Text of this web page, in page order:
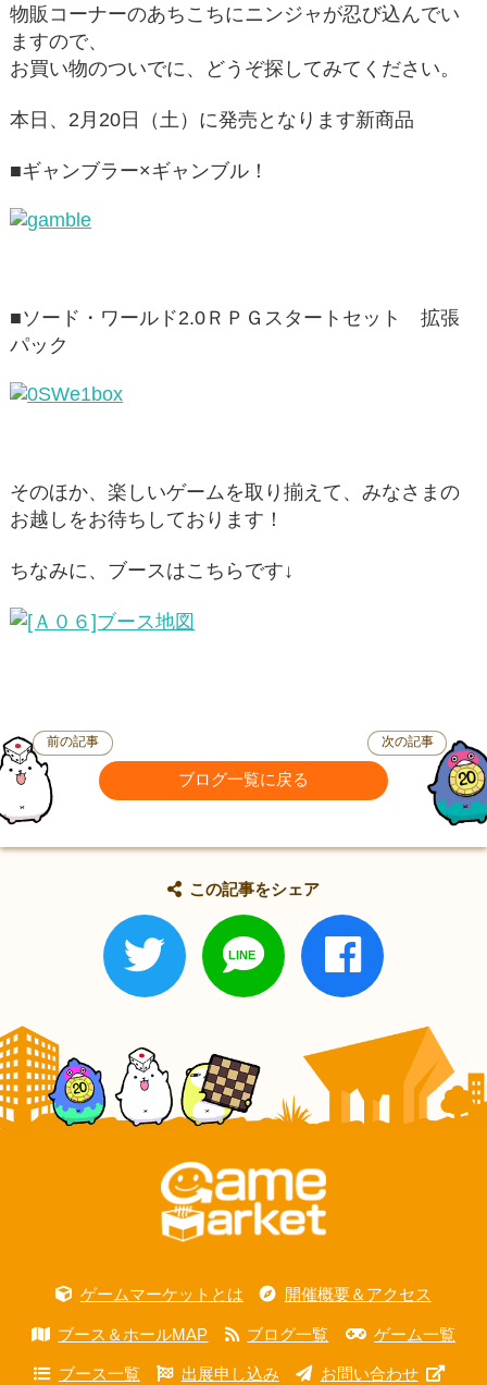
物販コーナーのあちこちにニンジャが忍び込んでい
ますので、
お買い物のついでに、どうぞ探してみてください。
本日、2月20日（土）に発売となります新商品
■ギャンブラー×ギャンブル！
■ソード・ワールド2.0ＲＰＧスタートセット 拡張
パック
そのほか、楽しいゲームを取り揃えて、みなさまの
お越しをお待ちしております！
ちなみに、ブースはこちらです↓
前の記事
ブログ一覧に戻る
次の記事
この記事をシェア
ゲームマーケットとは 開催概要＆アクセス
ブース＆ホールMAP ブログ一覧 ゲーム一覧
ブース一覧 出展申し込み お問い合わせ